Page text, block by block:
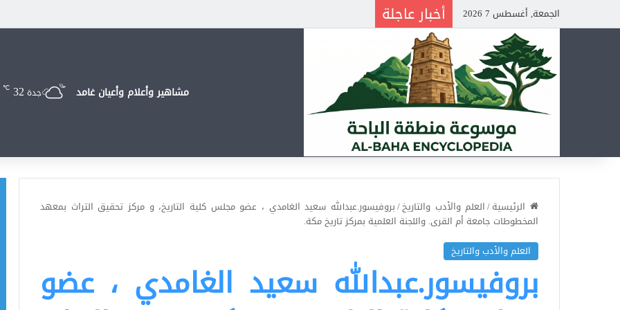
الجمعة, أغسطس 7 2026 أخبار عاجلة
مشاهير وأعلام وأعيان غامد جدة 32
℃
الرئيسية/العلم والأدب والتاريخ/بروفيسور.عبدالله سعيد الغامدي ، عضو مجلس كلية التاريخ، و مركز تحقيق التراث بمعهد
المخطوطات جامعة أم القرى. واللجنة العلمية بمركز تاريخ مكة.
العلم والأدب والتاريخ
بروفيسور.عبدالله سعيد الغامدي ، عضو